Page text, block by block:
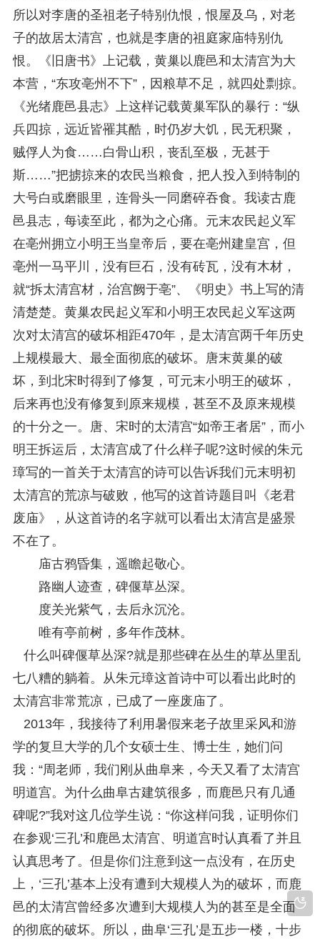
所以对李唐的圣祖老子特别仇恨，恨屋及乌，对老
子的故居太清宫，也就是李唐的祖庭家庙特别仇
恨。《旧唐书》上记载，黄巢以鹿邑和太清宫为大
本营，“东攻亳州不下”，因粮草不足，就四处剽掠。
《光绪鹿邑县志》上这样记载黄巢军队的暴行：“纵
兵四掠，远近皆罹其酷，时仍岁大饥，民无积聚，
贼俘人为食……白骨山积，丧乱至极，无甚于
斯……”把掳掠来的农民当粮食，把人投入到特制的
大号白或磨眼里，连骨头一同磨碎吞食。我读古鹿
邑县志，每读至此，都为之心痛。元末农民起义军
在亳州拥立小明王当皇帝后，要在亳州建皇宫，但
亳州一马平川，没有巨石，没有砖瓦，没有木材，
就“拆太清宫材，治宫阙于亳”、《明史》书上写的清
清楚楚。黄巢农民起义军和小明王农民起义军这两
次对太清宫的破坏相距470年，是太清宫两千年历史
上规模最大、最全面彻底的破坏。唐末黄巢的破
坏，到北宋时得到了修复，可元末小明王的破坏，
后来再也没有修复到原来规模，甚至不及原来规模
的十分之一。唐、宋时的太清宫“如帝王者居”，而小
明王拆运后，太清宫成了什么样子呢?这时候的朱元
璋写的一首关于太清宫的诗可以告诉我们元末明初
太清宫的荒凉与破败，他写的这首诗题目叫《老君
废庙》，从这首诗的名字就可以看出太清宫是盛景
不在了。
庙古鸦昏集，遥瞻起敬心。
路幽人迹查，碑偃草丛深。
度关光紫气，去后永沉沦。
唯有亭前树，多年作茂林。
什么叫碑偃草丛深?就是那些碑在丛生的草丛里乱
七八糟的躺着。从朱元璋这首诗中可以看出此时的
太清宫非常荒凉，已成了一座废庙了。
2013年，我接待了利用暑假来老子故里采风和游
学的复旦大学的几个女硕士生、博士生，她们问
我：“周老师，我们刚从曲阜来，今天又看了太清宫
明道宫。为什么曲阜古建筑很多，而鹿邑只有几通
碑呢?”我对这几位学生说：“你这样问我，证明你们
在参观‘三孔’和鹿邑太清宫、明道宫时认真看了并且
认真思考了。但是你们注意到这一点没有，在历史
上，‘三孔’基本上没有遭到大规模人为的破坏，而鹿
邑的太清宫曾经多次遭到大规模人为的甚至是全面
的彻底的破坏。所以，曲阜‘三孔’是五步一楼，十步